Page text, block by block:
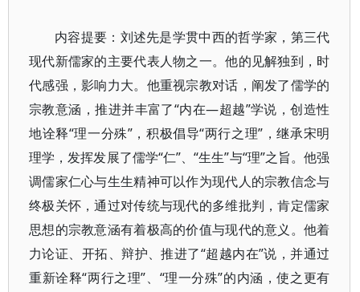
内容提要：刘述先是学贯中西的哲学家，第三代
现代新儒家的主要代表人物之一。他的见解独到，时
代感强，影响力大。他重视宗教对话，阐发了儒学的
宗教意涵，推进并丰富了“内在―超越”学说，创造性
地诠释“理一分殊”，积极倡导“两行之理”，继承宋明
理学，发挥发展了儒学“仁”、“生生”与“理”之旨。他强
调儒家仁心与生生精神可以作为现代人的宗教信念与
终极关怀，通过对传统与现代的多维批判，肯定儒家
思想的宗教意涵有着极高的价值与现代的意义。他着
力论证、开拓、辩护、推进了“超越内在”说，并通过
重新诠释“两行之理”、“理一分殊”的内涵，使之更有